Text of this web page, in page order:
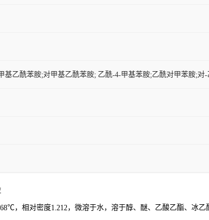
基乙酰苯胺;对甲基乙酰苯胺; 乙酰-4-甲基苯胺;乙酰对甲苯胺;
，相对密度1.212，微溶于水，溶于醇、醚、乙酸乙酯、冰乙